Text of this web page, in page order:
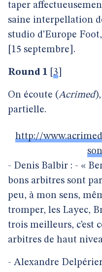
taper
saine interpellation
studio d’Europe
[15 septembre].
Round 1 3
On écoute (Acrimed
partielle.
http://
- Denis Balbir : - «
bons arbitres sont
peu, à mon sens,
tromper, les Layec,
trois meilleurs, c’est
arbitres de haut
- Alexandre